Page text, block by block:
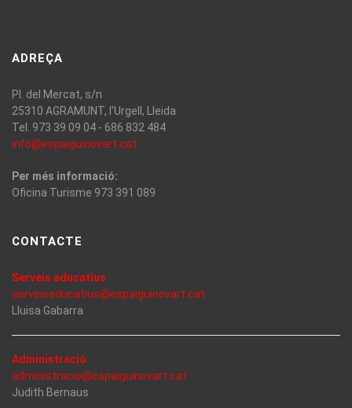
ADREÇA
Pl. del Mercat, s/n
25310 AGRAMUNT, l'Urgell, Lleida
Tel. 973 39 09 04 - 686 832 484
info@espaiguinovart.cat
Per més informació:
Oficina Turisme 973 391 089
CONTACTE
Serveis educatius
serveiseducatius@espaiguinovart.cat
Lluisa Gabarra
Administració
administracio@espaiguinovart.cat
Judith Bernaus